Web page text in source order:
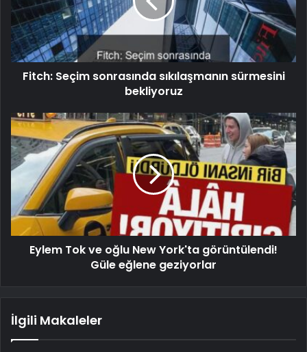
Fitch: Seçim sonrasında sıkılaşmanın sürmesini
bekliyoruz
Eylem Tok ve oğlu New York'ta görüntülendi!
Güle eğlene geziyorlar
İlgili Makaleler